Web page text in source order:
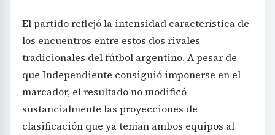
El partido reflejó la intensidad característica de
los encuentros entre estos dos rivales
tradicionales del fútbol argentino. A pesar de
que Independiente consiguió imponerse en el
marcador, el resultado no modificó
sustancialmente las proyecciones de
clasificación que ya tenían ambos equipos al